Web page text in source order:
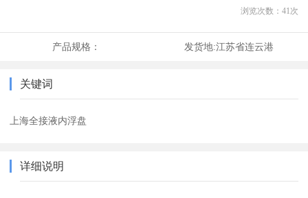
浏览次数： 41次
产品规格： 发货地:江苏省连云港
关键词
上海全接液内浮盘
详细说明